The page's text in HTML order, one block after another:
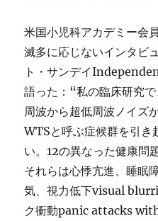
米国小児科アカデミー会
滅多に応じないインタビ
ト・サンデイ
語った：“私の臨床研究
周波から超低周波ノイズ
WTSと呼ぶ症候群を引き
い。12の異なった健康問
それらは心悸亢進、睡眠
気、視力低下visual
ク衝動panic attacks